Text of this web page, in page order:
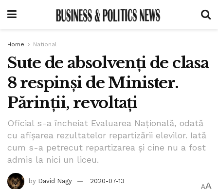
Home National
Sute de absolvenți de clasa
8 respinși de Minister.
Părinții, revoltați
Oficial s-a încheiat Evaluarea Națională, odată
cu afișarea rezultatelor repartizării elevilor. Iată
cum s-a petrecut repartizarea și cine nu a fost
admis la nici un liceu.
by David Nagy
2020-07-13
AA